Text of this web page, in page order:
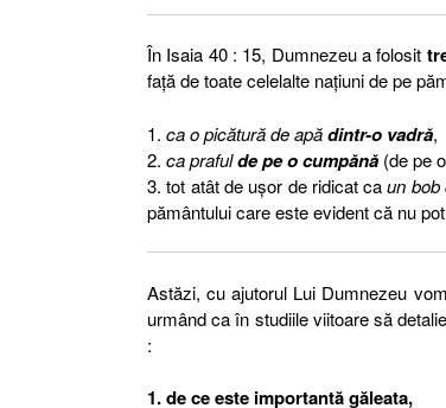
În Isaia 40 : 15, Dumnezeu a folosit
față de toate celelalte națiuni de pe
1. ca o picătură de apădintr-o vadră,
2. ca prafulde pe o cumpănă (de pe
3. tot atât de ușor de ridicat caun bob
pământului care este evident că nu
Astăzi, cu ajutorul Lui Dumnezeu
urmând ca în studiile viitoare să
:
1. de ce este importantă găleata,